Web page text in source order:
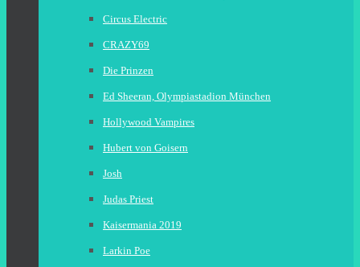
Circus Electric
CRAZY69
Die Prinzen
Ed Sheeran, Olympiastadion München
Hollywood Vampires
Hubert von Goisern
Josh
Judas Priest
Kaisermania 2019
Larkin Poe